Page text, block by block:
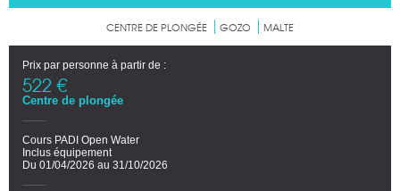
CENTRE DE PLONGÉE GOZO MALTE
Prix par personne à partir de :
522 €
Centre de plongée
Cours PADI Open Water
Inclus équipement
Du 01/04/2026 au 31/10/2026